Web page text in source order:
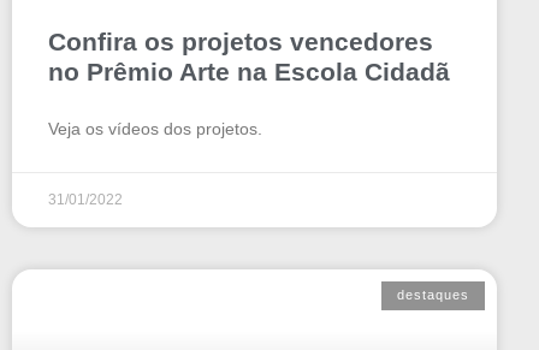
Confira os projetos vencedores
no Prêmio Arte na Escola Cidadã
Veja os vídeos dos projetos.
31/01/2022
destaques